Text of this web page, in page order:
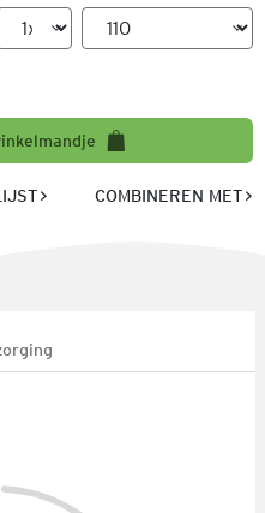
COMBINEREN MET